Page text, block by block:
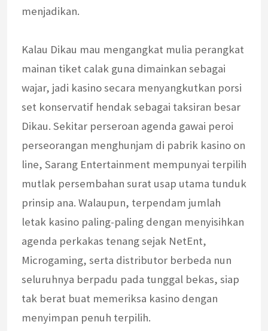
menjadikan.
Kalau Dikau mau mengangkat mulia perangkat
mainan tiket calak guna dimainkan sebagai
wajar, jadi kasino secara menyangkutkan porsi
set konservatif hendak sebagai taksiran besar
Dikau. Sekitar perseroan agenda gawai peroi
perseorangan menghunjam di pabrik kasino on
line, Sarang Entertainment mempunyai terpilih
mutlak persembahan surat usap utama tunduk
prinsip ana. Walaupun, terpendam jumlah
letak kasino paling-paling dengan menyisihkan
agenda perkakas tenang sejak NetEnt,
Microgaming, serta distributor berbeda nun
seluruhnya berpadu pada tunggal bekas, siap
tak berat buat memeriksa kasino dengan
menyimpan penuh terpilih.